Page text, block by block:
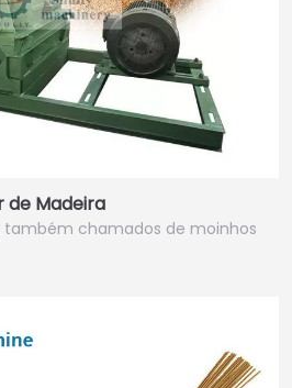
de Madeira
também chamados de moinhos